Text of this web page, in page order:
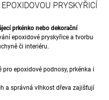
PRYSKYŘICÍ
prkénko nebo dekorační
epoxidové pryskyřice a tvorbu
či interiéru.
pro epoxidové podnosy, prkénka i
a správná vlhkost dřeva zajišťují